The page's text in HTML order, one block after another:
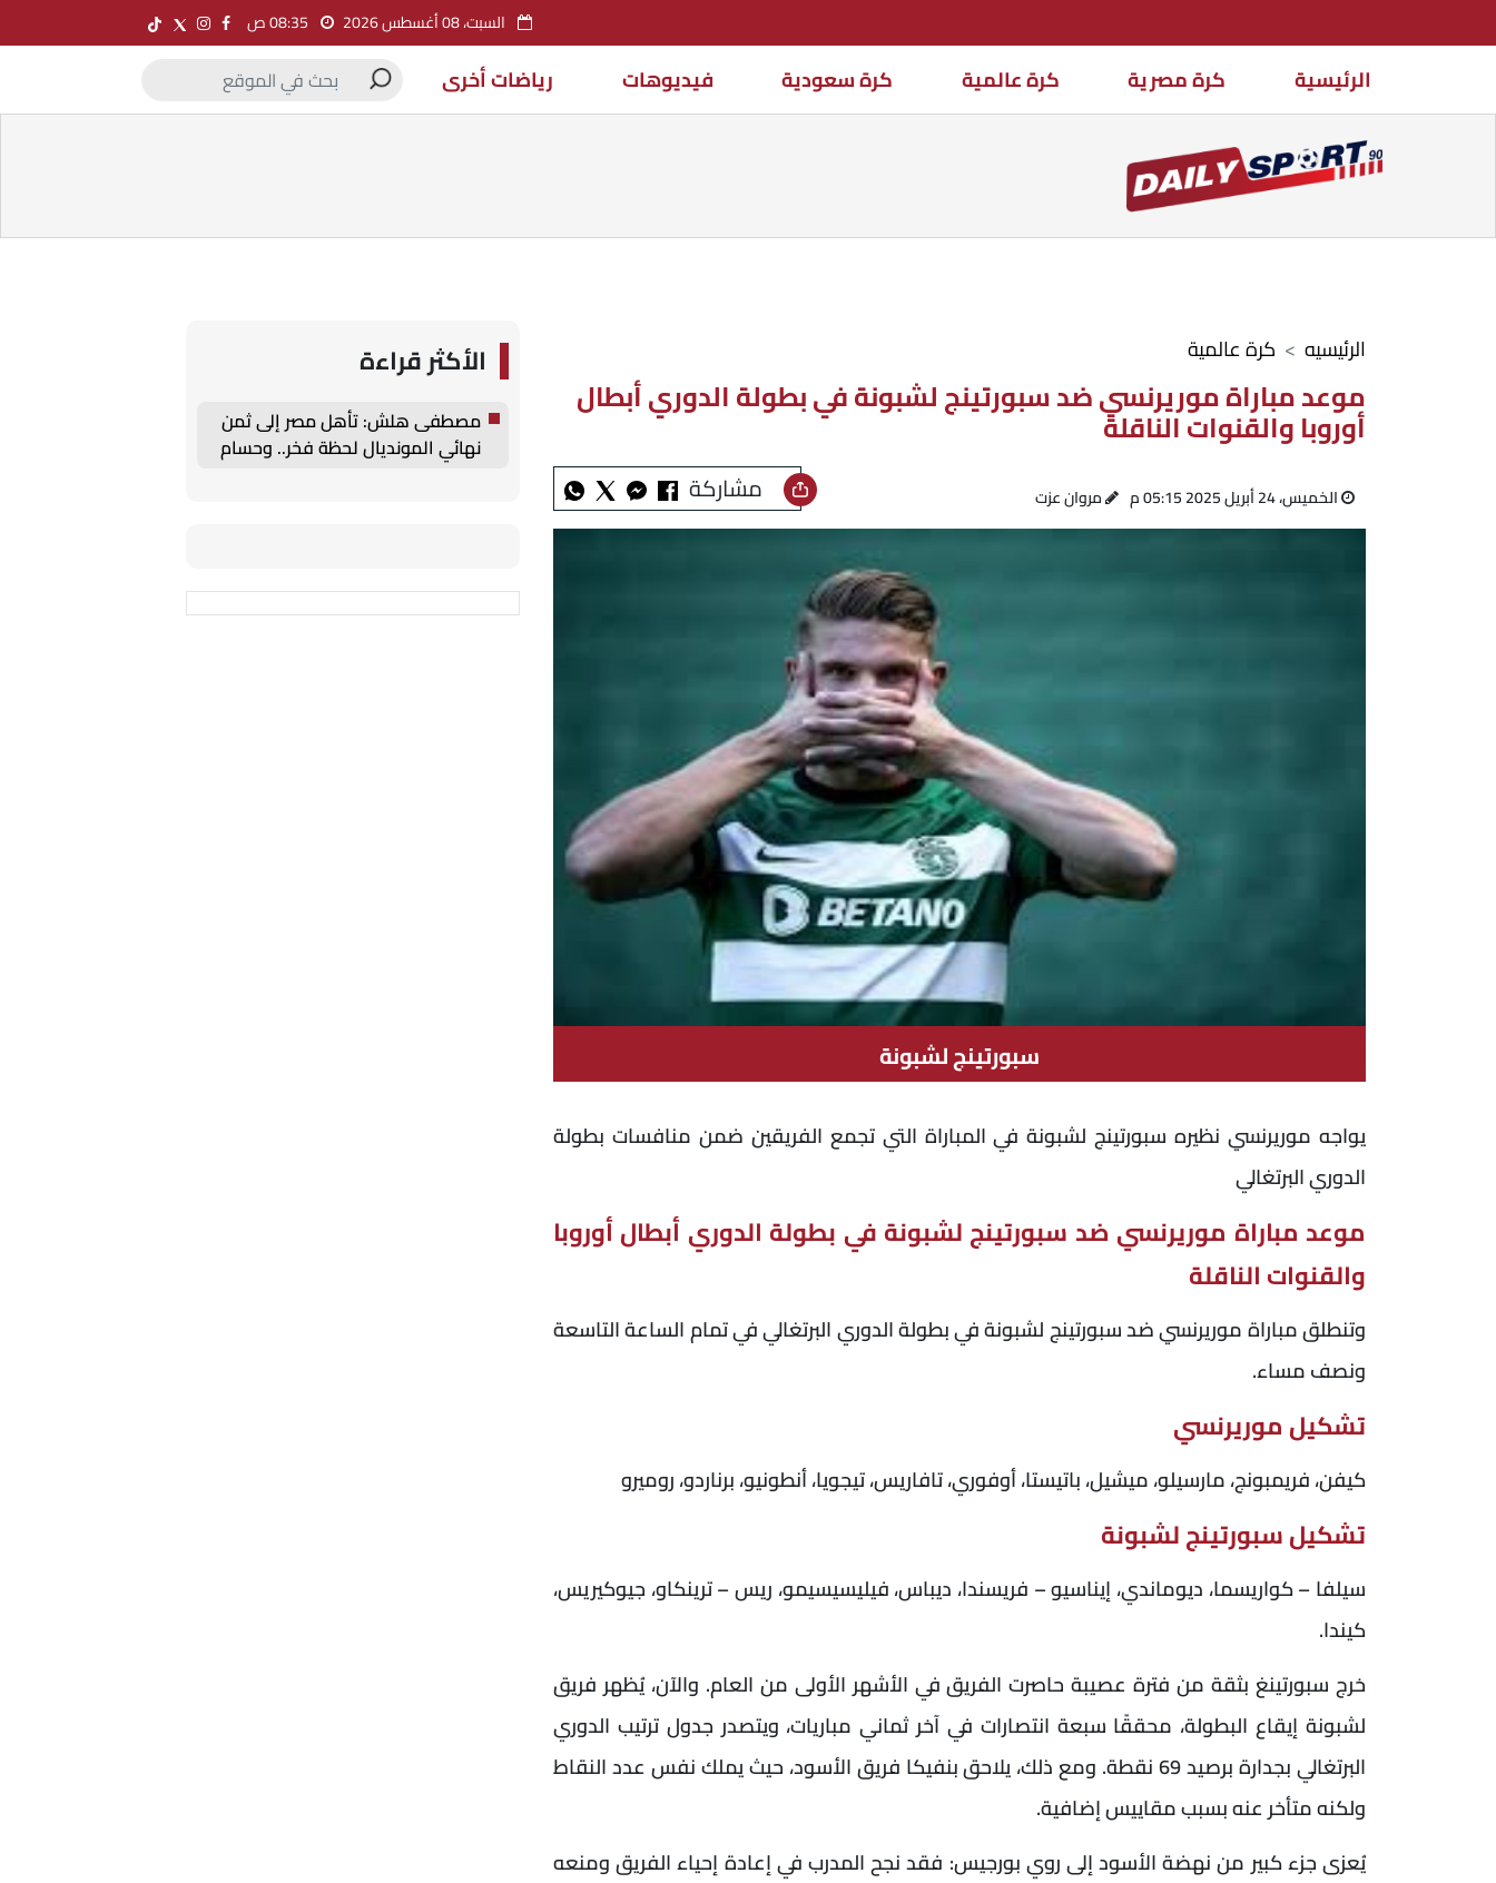
السبت، 08 أغسطس 2026
الرئيسية كرة مصرية كرة عالمية كرة سعودية فيديوهات رياضات أخرى
كرة عالمية الرئيسيه
موعد مباراة موريرنسي ضد سبورتينج لشبونة في بطولة الدوري أبطال
أوروبا والقنوات الناقلة
الخميس، 24 أبريل 2025 05:15 م مروان عزت مشاركة
سبورتينج لشبونة
يواجه موريرنسي نظيره سبورتينج لشبونة في المباراة التي تجمع الفريقين ضمن منافسات بطولة
الدوري البرتغالي
موعد مباراة موريرنسي ضد سبورتينج لشبونة في بطولة الدوري أبطال أوروبا
والقنوات الناقلة
وتنطلق مباراة موريرنسي ضد سبورتينج لشبونة في بطولة الدوري البرتغالي في تمام الساعة التاسعة
ونصف مساء.
تشكيل موريرنسي
كيفن، فريمبونج، مارسيلو، ميشيل، باتيستا، أوفوري، تافاريس، تيجويا، أنطونيو، برناردو، روميرو
تشكيل سبورتينج لشبونة
سيلفا – كواريسما، ديوماندي، إيناسيو – فريسندا، ديباس، فيليسيسيمو، ريس – ترينكاو، جيوكيريس،
كيندا.
خرج سبورتينغ بثقة من فترة عصيبة حاصرت الفريق في الأشهر الأولى من العام. والآن، يُظهر فريق
لشبونة إيقاع البطولة، محققًا سبعة انتصارات في آخر ثماني مباريات، ويتصدر جدول ترتيب الدوري
البرتغالي بجدارة برصيد 69 نقطة. ومع ذلك، يلاحق بنفيكا فريق الأسود، حيث يملك نفس عدد النقاط
ولكنه متأخر عنه بسبب مقاييس إضافية.
يُعزى جزء كبير من نهضة الأسود إلى روي بورجيس: فقد نجح المدرب في إعادة إحياء الفريق ومنعه
الأكثر قراءة
مصطفى هلش: تأهل مصر إلى ثمن
نهائي المونديال لحظة فخر.. وحسام
حسن أدار المباراة بامتياز